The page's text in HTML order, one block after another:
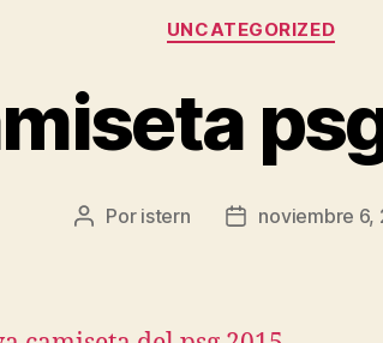
Categorías
UNCATEGORIZED
Autor
Por istern
Fechanoviembre 6,